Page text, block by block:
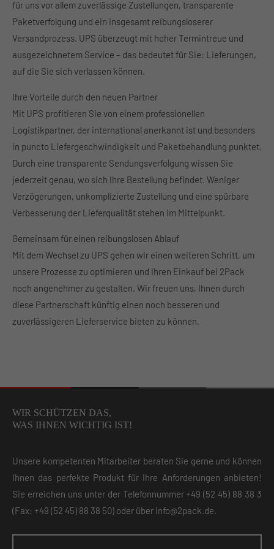
About us
Lorem ipsum dolor sit amet, consectetuer adipiscing
elit.
sociis natoque penatibus et magnis dis parturient
montes, nascetur ridiculus mus. Donec quam felis,
ultricies nec.
für uns vor allem zuverlässige Zustellungen, transparente
Paketverfolgung und ein insgesamt reibungsloserer
Versandprozess. UPS überzeugt mit hoher Termintreue und
ausgezeichnetem Service – das bedeutet für Sie: Lieferungen,
auf die Sie sich verlassen können.
Ihre Vorteile durch den neuen Partner
Mit UPS profitieren Sie von einem professionellen
Logistikpartner, der international anerkannt ist und besonders
in puncto Liefergeschwindigkeit und Paketbehandlung punktet.
Durch eine transparente Sendungsverfolgung wissen Sie
jederzeit genau, wo sich Ihre Bestellung befindet. Weniger
Verzögerungen, unkomplizierte Zustellung und eine spürbare
Verbesserung der Lieferqualität stehen im Mittelpunkt.
Gemeinsam für einen reibungslosen Ablauf
Mit dem Wechsel zu UPS gehen wir einen weiteren Schritt, um
unsere Prozesse zu optimieren und Ihren Einkauf bei 2Pack
noch angenehmer zu gestalten. Wir freuen uns, Ihnen durch
diese Partnerschaft künftig einen noch besseren und
zuverlässigeren Lieferservice bieten zu können.
WIR SCHÜTZEN DAS,
WAS IHNEN WICHTIG IST!
Unsere kompetenten Mitarbeiter beraten Sie gerne und können
Ihnen das perfekte Produkt für Ihre Anforderungen anbieten!
Sie erreichen uns unter der Telefonnummer+49 (52 45) 88 38 3
(Fax: +49 (52 45) 88 38 50) oder über info@2pack.de.